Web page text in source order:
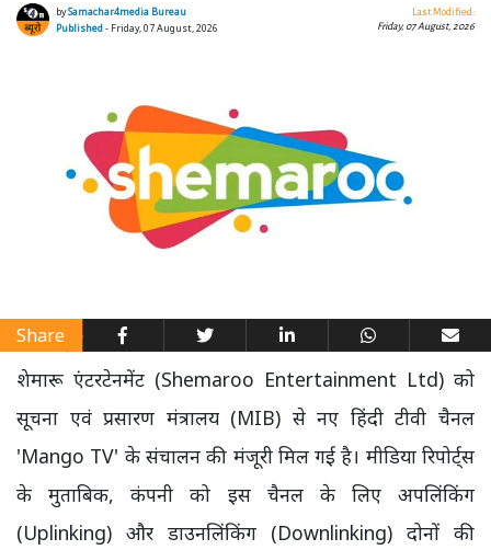
bySamachar4media Bureau
Published- Friday, 07 August, 2026
Last Modified:
Friday, 07 August, 2026
Share
शेमारू एंटरटेनमेंट (Shemaroo Entertainment Ltd) को
सूचना एवं प्रसारण मंत्रालय (MIB) से नए हिंदी टीवी चैनल
'Mango TV' के संचालन की मंजूरी मिल गई है। मीडिया रिपोर्ट्स
के मुताबिक, कंपनी को इस चैनल के लिए अपलिंकिंग
(Uplinking) और डाउनलिंकिंग (Downlinking) दोनों की